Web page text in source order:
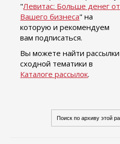
"Левитас: Больше денег от
Вашего бизнеса" на
которую и рекомендуем
вам подписаться.
Вы можете найти рассылки
сходной тематики в
Каталоге рассылок.